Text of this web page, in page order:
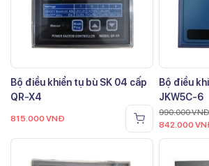
Bộ điều khiển tụ bù SK 04 cấp
QR-X4
815.000 VNĐ
Bộ điều
JKW5C-6
990.000VNĐ
842.000